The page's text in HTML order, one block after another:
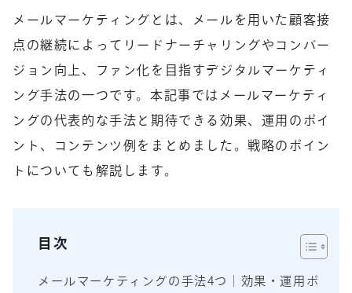
メールマーケティングとは、メールを用いた顧客接
点の継続によってリードナーチャリングやコンバー
ジョン向上、ファン化を目指すデジタルマーケティ
ング手法の一つです。本記事ではメールマーケティ
ングの代表的な手法と期待できる効果、運用のポイ
ント、コンテンツ例をまとめました。戦略のポイン
トについても解説します。
目次
メールマーケティングの手法4つ｜効果・運用ポ